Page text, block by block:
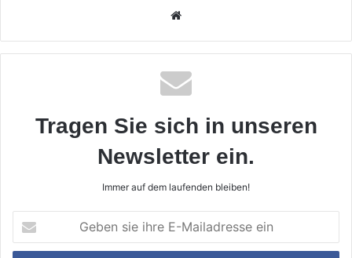
Tragen Sie sich in unseren
Newsletter ein.
Immer auf dem laufenden bleiben!
sie
ihre